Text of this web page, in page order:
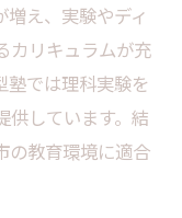
識
最前線とは
問探求サポー
受験学習法
点力と自己効
え、実験やディ
カリキュラムが充
塾では理科実験を
供しています。結
の教育環境に適合